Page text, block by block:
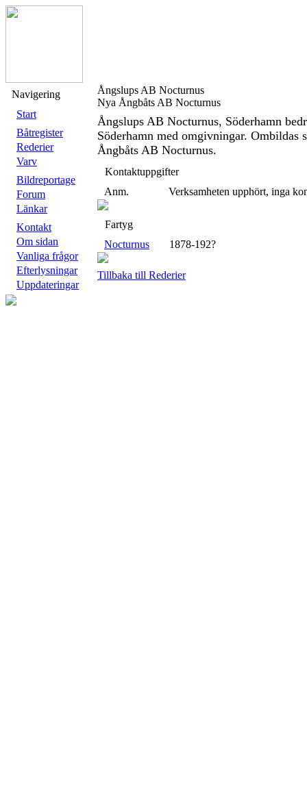
Navigering
Start
Båtregister
Rederier
Varv
Bildreportage
Forum
Länkar
Kontakt
Om sidan
Vanliga frågor
Efterlysningar
Uppdateringar
Ångslups AB Nocturnus
Nya Ångbåts AB Nocturnus
Ångslups AB Nocturnus, Söderhamn
Söderhamn med omgivningar. Ombildas
Ångbåts AB Nocturnus.
Kontaktuppgifter
Anm.
Verksamheten upphört, inga
Fartyg
Nocturnus
1878-192?
Tillbaka till Rederier